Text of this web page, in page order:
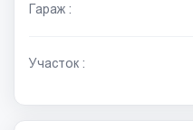
Гараж :
Участок :